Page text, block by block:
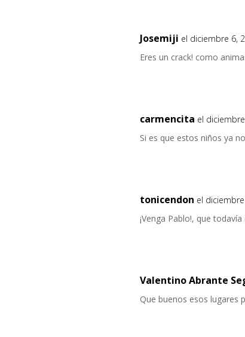
Josemiji el diciembre 6,
Eres un crack! como
carmencita el
Si es que estos niños ya
tonicendon el
¡Venga Pablo!, que
Valentino Abrante
Que buenos esos lugares